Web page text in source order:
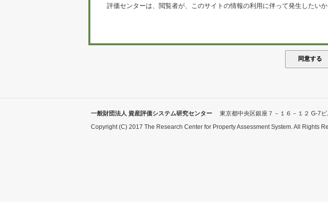
評価センターは、閲覧者が、このサイトの情報の利用に伴って発生したい
一般財団法人 資産評価システム研究センター
東京都中央区銀座７－１６－１２ G-7
Copyright (C) 2017 The Research Center for Property Assessment System. All Rights